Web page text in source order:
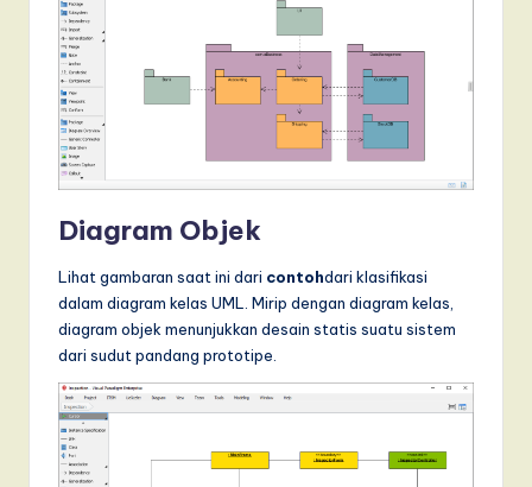
Diagram Objek
Lihat gambaran saat ini dari contohdari klasifikasi
dalam diagram kelas UML. Mirip dengan diagram kelas,
diagram objek menunjukkan desain statis suatu sistem
dari sudut pandang prototipe.